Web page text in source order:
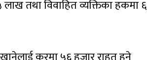
तथा विवाहित व्यक्तिका हकमा ६